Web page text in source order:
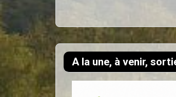
A la une, à venir,